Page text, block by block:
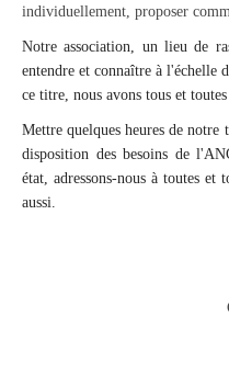
individuellement, proposer
Notre association, un lieu de
entendre et connaître à l'échelle
ce titre, nous avons tous et
Mettre quelques heures de notre
disposition des besoins de
état, adressons-nous à toutes
aussi.